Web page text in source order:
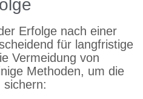
Erfolge nach einer
für langfristige
Vermeidung von
Methoden, um die
sichern: